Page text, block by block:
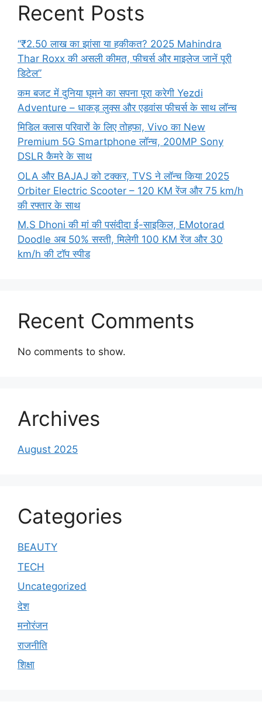
Recent Posts
“₹2.50 लाख का झांसा या हकीकत? 2025 Mahindra
Thar Roxx की असली कीमत, फीचर्स और माइलेज जानें पूरी
डिटेल”
कम बजट में दुनिया घूमने का सपना पूरा करेगी Yezdi
Adventure – धाकड़ लुक्स और एडवांस फीचर्स के साथ लॉन्च
मिडिल क्लास परिवारों के लिए तोहफा, Vivo का New
Premium 5G Smartphone लॉन्च, 200MP Sony
DSLR कैमरे के साथ
OLA और BAJAJ को टक्कर, TVS ने लॉन्च किया 2025
Orbiter Electric Scooter – 120 KM रेंज और 75 km/h
की रफ्तार के साथ
M.S Dhoni की मां की पसंदीदा ई-साइकिल, EMotorad
Doodle अब 50% सस्ती, मिलेगी 100 KM रेंज और 30
km/h की टॉप स्पीड
Recent Comments
No comments to show.
Archives
August 2025
Categories
BEAUTY
TECH
Uncategorized
देश
मनोरंजन
राजनीति
शिक्षा